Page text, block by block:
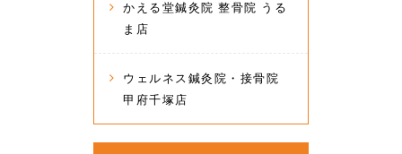
かえる堂鍼灸院 整骨院 うる
ま店
ウェルネス鍼灸院・接骨院
甲府千塚店